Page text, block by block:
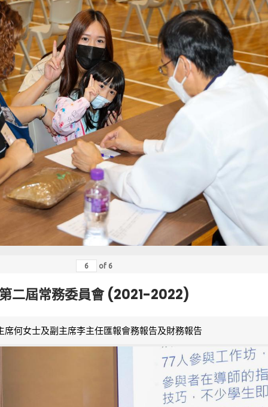
of 6
二屆常務委員會 (2021-2022)
席何女士及副主席李主任匯報會務報告及財務報告